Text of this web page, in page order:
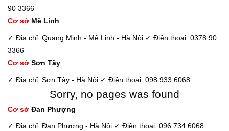
90 3366
Cơ sở Mê Linh
✓ Địa chỉ: Quang Minh - Mê Linh - Hà Nội ✓ Điện thoại: 0378 90
3366
Cơ sở Sơn Tây
✓ Địa chỉ: Sơn Tây - Hà Nội ✓ Điện thoại: 098 933 6068
Sorry, no pages was found
Cơ sở Đan Phượng
✓ Địa chỉ: Đan Phượng - Hà Nội ✓ Điện thoại: 096 734 6068